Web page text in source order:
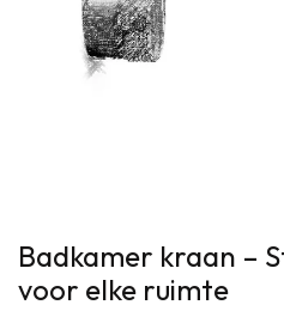
Badkamer kraan –
voor elke ruimte